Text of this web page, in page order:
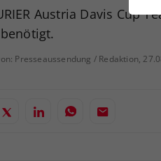
Austria Davis Cup
Presseaussendung / Redaktion,